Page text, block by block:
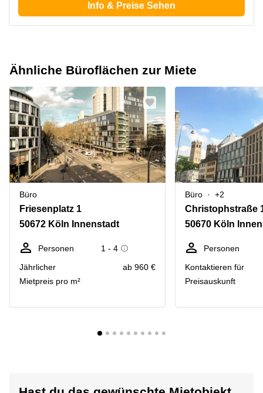
Info & Preise Sehen
Ähnliche Büroflächen zur Miete
Büro
Friesenplatz 1
50672 Köln Innenstadt
Personen
1 - 4
Jährlicher
Mietpreis pro m²
ab 960 €
Büro +2
Christophstraße
50670 Köln
Personen
Kontaktieren für
Preisauskunft